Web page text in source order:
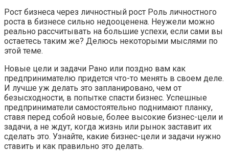
Рост бизнеса через личностный рост Роль личностного
роста в бизнесе сильно недооценена. Неужели можно
реально рассчитывать на большие успехи, если сами вы
остаетесь таким же? Делюсь некоторыми мыслями по
этой теме.
Новые цели и задачи Рано или поздно вам как
предпринимателю придется что-то менять в своем деле.
И лучше уж делать это запланировано, чем от
безысходности, в попытке спасти бизнес. Успешные
предприниматели самостоятельно поднимают планку,
ставя перед собой новые, более высокие бизнес-цели и
задачи, а не ждут, когда жизнь или рынок заставит их
сделать это. Узнайте, какие бизнес-цели и задачи нужно
ставить и как правильно это делать.